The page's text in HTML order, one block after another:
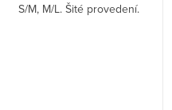
S/M, M/L. Šité provedení.